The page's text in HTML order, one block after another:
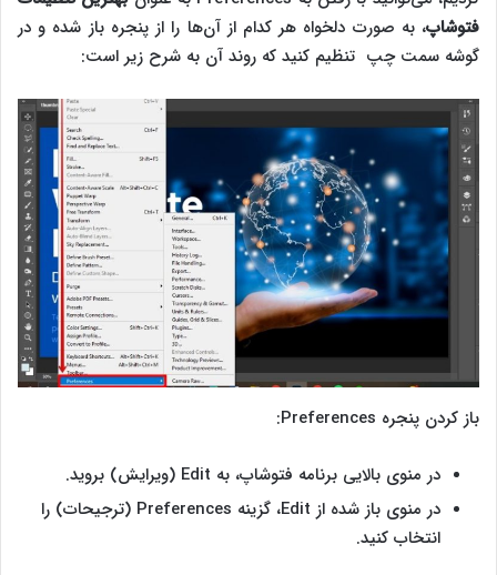
فتوشاپ، به صورت دلخواه هر کدام از آن‌ها را از پنجره باز شده و در
گوشه سمت چپ تنظیم کنید که روند آن به شرح زیر است:
باز کردن پنجره Preferences:
در منوی بالایی برنامه فتوشاپ، به Edit (ویرایش) بروید.
در منوی باز شده از Edit، گزینه Preferences (ترجیحات) را
انتخاب کنید.